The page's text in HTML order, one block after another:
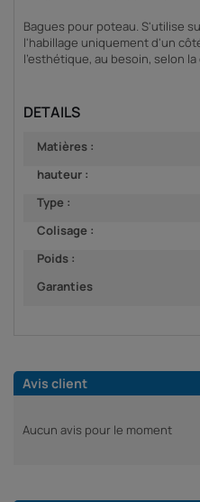
Bagues pour poteau. S'utilise
l'habillage uniquement d'un
l'esthétique, au besoin, selon
DETAILS
Matières :
hauteur :
Type :
Colisage :
Poids :
Garanties
Avis client
Aucun avis pour le moment